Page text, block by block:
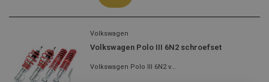
Volkswagen
Volkswagen Polo III 6N2 schroefset
Volkswagen Polo III 6N2 v...